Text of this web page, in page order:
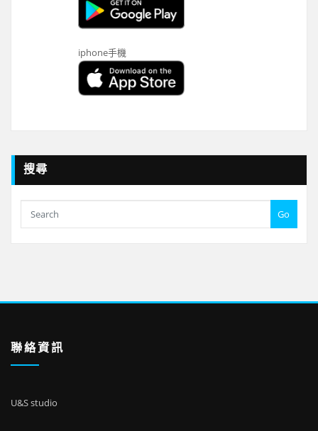
iphone手機
搜尋
Go
聯絡資訊
U&S studio